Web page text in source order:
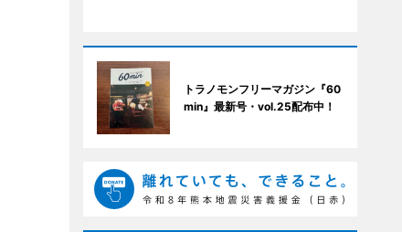
トラノモンフリーマガジン『60
min』最新号・vol.25配布中！